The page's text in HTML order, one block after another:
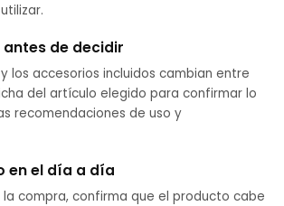
antes de decidir
los accesorios incluidos cambian entre
del artículo elegido para confirmar lo
recomendaciones de uso y
en el día a día
compra, confirma que el producto cabe